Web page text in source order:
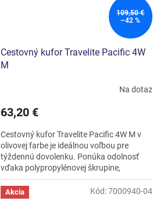
109,50 €
–42 %
Cestovný kufor Travelite Pacific 4W
M
Na dotaz
63,20 €
Cestovný kufor Travelite Pacific 4W M v
olivovej farbe je ideálnou voľbou pre
týždennú dovolenku. Ponúka odolnosť
vďaka polypropylénovej škrupine,
jednoduchú manipuláciu so 4...
Akcia Kód:7000940-04